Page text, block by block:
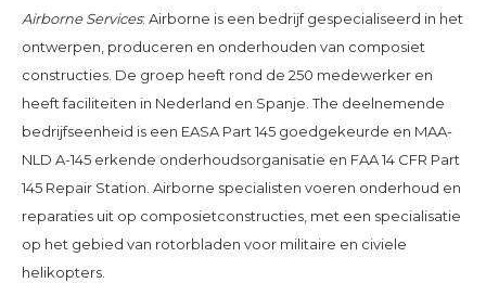
Airborne Services: Airborne is een bedrijf gespecialiseerd in het
ontwerpen, produceren en onderhouden van composiet
constructies. De groep heeft rond de 250 medewerker en
heeft faciliteiten in Nederland en Spanje. The deelnemende
bedrijfseenheid is een EASA Part 145 goedgekeurde en MAA-
NLD A-145 erkende onderhoudsorganisatie en FAA 14 CFR Part
145 Repair Station. Airborne specialisten voeren onderhoud en
reparaties uit op composietconstructies, met een specialisatie
op het gebied van rotorbladen voor militaire en civiele
helikopters.